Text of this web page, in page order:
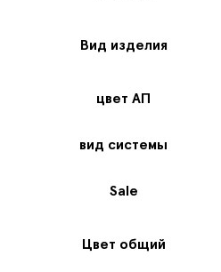
Вид издeлия
цвет АП
вид системы
Sale
Цвет общий